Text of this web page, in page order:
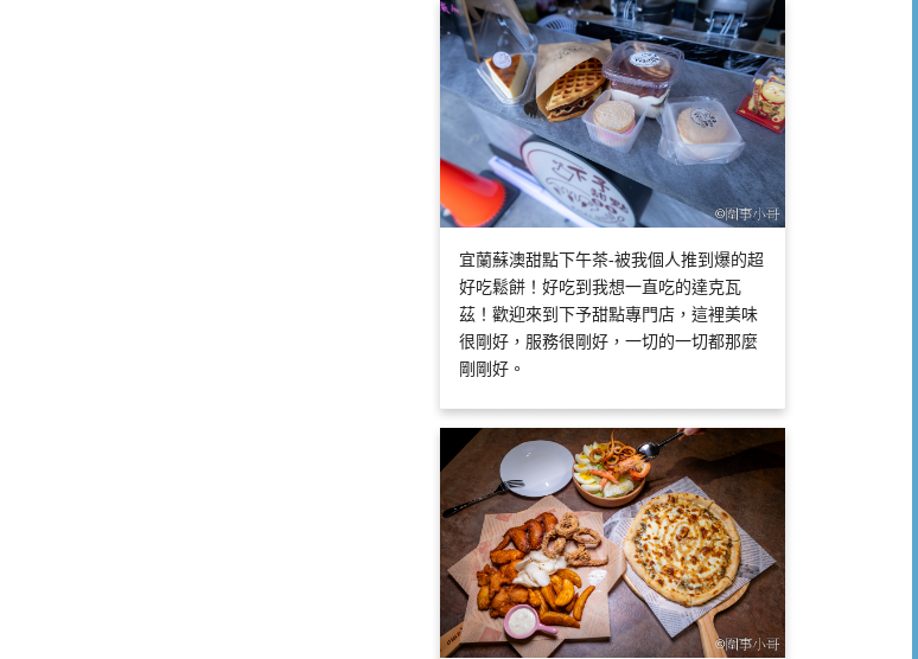
宜蘭蘇澳甜點下午茶-被我個人推到爆的超
好吃鬆餅！好吃到我想一直吃的達克瓦
茲！歡迎來到下予甜點專門店，這裡美味
很剛好，服務很剛好，一切的一切都那麼
剛剛好。